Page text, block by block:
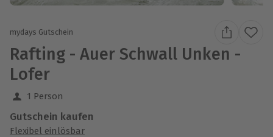
mydays Gutschein
Rafting - Auer Schwall Unken -
Lofer
1 Person
Gutschein kaufen
Flexibel einlösbar